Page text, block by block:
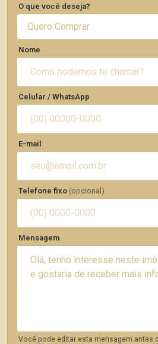
O que você deseja?
Quero Comprar
Nome
Celular / WhatsApp
E-mail
Telefone fixo (opcional)
Mensagem
Você pode editar esta mensagem antes